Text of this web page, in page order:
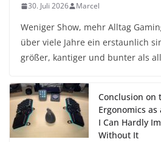
30. Juli 2026 Marcel
Weniger Show, mehr Alltag
über viele Jahre ein erstaunlich
größer, kantiger und bunter als
Conclusion on
Ergonomics
I Can Hardly
Without It